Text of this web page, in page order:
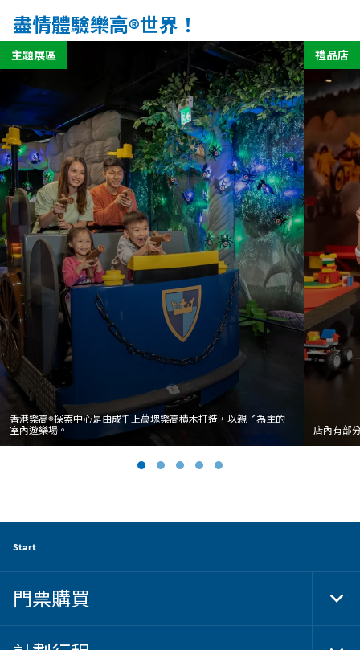
盡情體驗樂高®世界！
主題展區
香港樂高®探索中心是由成千上萬塊樂高積木打造，以親子為主的
室內遊樂場。
禮品店
店內有部
Start
門票購買